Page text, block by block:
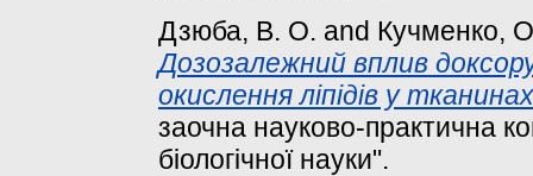
Дзюба, В. О. and Кучменко,
Дозозалежний вплив
окислення ліпідів у
заочна науково-практична
біологічної науки".